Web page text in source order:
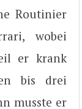
Routinier
wobei
er krank
bis drei
musste er